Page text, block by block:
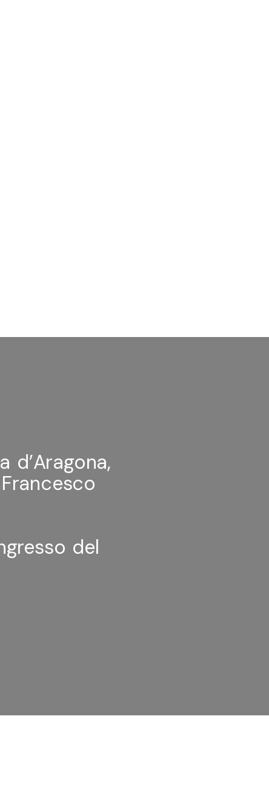
d’Aragona,
del